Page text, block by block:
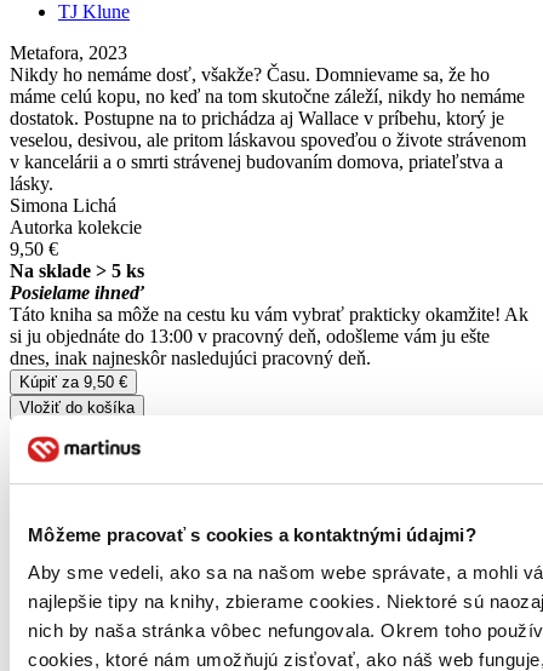
Môžeme pracovať s cookies a kontaktnými údajmi?
Aby sme vedeli, ako sa na našom webe správate, a mohli
najlepšie tipy na knihy, zbierame cookies. Niektoré sú
nich by naša stránka vôbec nefungovala. Okrem toho
cookies, ktoré nám umožňujú zisťovať, ako náš web
TJ Klune
Metafora, 2023
Nikdy ho nemáme dosť, všakže? Času. Domnievame sa, že ho
máme celú kopu, no keď na tom skutočne záleží, nikdy ho nemáme
dostatok. Postupne na to prichádza aj Wallace v príbehu, ktorý je
veselou, desivou, ale pritom láskavou spoveďou o živote strávenom
v kancelárii a o smrti strávenej budovaním domova, priateľstva a
lásky.
Simona Lichá
Autorka kolekcie
9,50 €
Na sklade > 5 ks
Posielame ihneď
Táto kniha sa môže na cestu ku vám vybrať prakticky okamžite! Ak
si ju objednáte do 13:00 v pracovný deň, odošleme vám ju ešte
dnes, inak najneskôr nasledujúci pracovný deň.
Kúpiť za 9,50 €
Vložiť do košíka
Pridať do zoznamu